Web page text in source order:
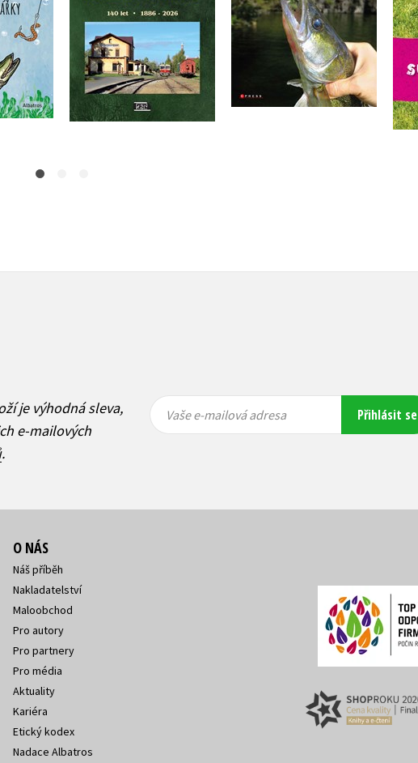
Kč
Do košíku
640 Kč
Do košíku
399 Kč
319 Kč
je výhodná sleva,
e-mailových
.
mailová
mailová
Vaše e-mailová adresa Přihlásit se
O NÁS
Náš příběh
Nakladatelství
Maloobchod
Pro autory
Pro partnery
Pro média
Aktuality
Kariéra
Etický kodex
Nadace Albatros